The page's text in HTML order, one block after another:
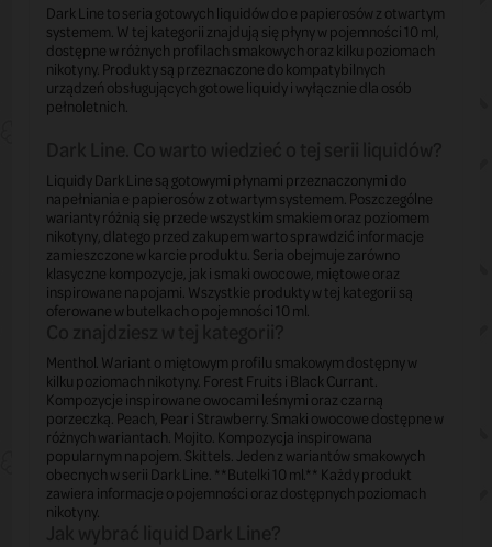
Dark Line to seria gotowych liquidów do e papierosów z otwartym
systemem. W tej kategorii znajdują się płyny w pojemności 10 ml,
dostępne w różnych profilach smakowych oraz kilku poziomach
nikotyny. Produkty są przeznaczone do kompatybilnych
urządzeń obsługujących gotowe liquidy i wyłącznie dla osób
pełnoletnich.
Liquidy Dark Line są gotowymi płynami przeznaczonymi do
napełniania e papierosów z otwartym systemem. Poszczególne
warianty różnią się przede wszystkim smakiem oraz poziomem
nikotyny, dlatego przed zakupem warto sprawdzić informacje
zamieszczone w karcie produktu. Seria obejmuje zarówno
klasyczne kompozycje, jak i smaki owocowe, miętowe oraz
inspirowane napojami. Wszystkie produkty w tej kategorii są
oferowane w butelkach o pojemności 10 ml.
Menthol. Wariant o miętowym profilu smakowym dostępny w
kilku poziomach nikotyny. Forest Fruits i Black Currant.
Kompozycje inspirowane owocami leśnymi oraz czarną
porzeczką. Peach, Pear i Strawberry. Smaki owocowe dostępne w
różnych wariantach. Mojito. Kompozycja inspirowana
popularnym napojem. Skittels. Jeden z wariantów smakowych
obecnych w serii Dark Line. **Butelki 10 ml.** Każdy produkt
zawiera informacje o pojemności oraz dostępnych poziomach
nikotyny.